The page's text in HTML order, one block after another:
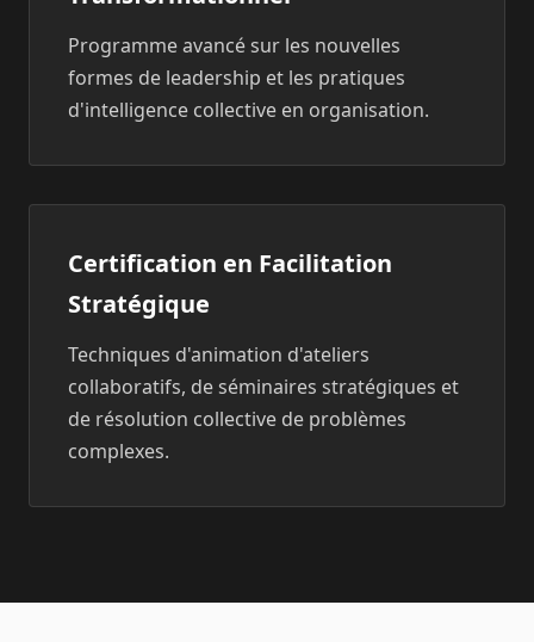
Programme avancé sur les nouvelles
formes de leadership et les pratiques
d'intelligence collective en organisation.
Certification en Facilitation
Stratégique
Techniques d'animation d'ateliers
collaboratifs, de séminaires stratégiques et
de résolution collective de problèmes
complexes.